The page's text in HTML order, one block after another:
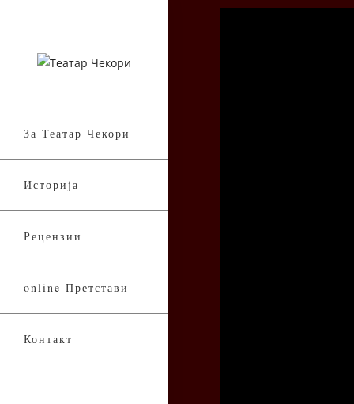
За Театар Чекори
Историја
Рецензии
online Претстави
Контакт